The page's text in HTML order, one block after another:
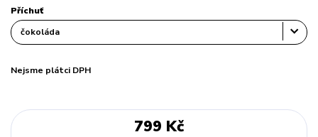
Příchuť
Nejsme plátci DPH
799 Kč